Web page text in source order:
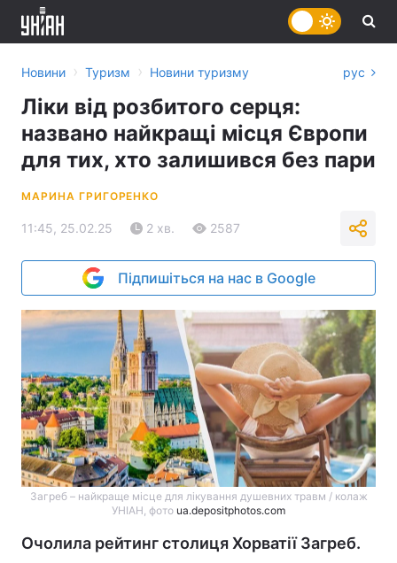
Новини › Туризм › Новини туризму рус
Ліки від розбитого серця:
названо найкращі місця Європи
для тих, хто залишився без пари
МАРИНА ГРИГОРЕНКО
11:45, 25.02.25 2 хв. 2587
Підпишіться на нас в Google
Загреб – найкраще місце для лікування душевних травм / колаж
УНІАН, фото ua.depositphotos.com
Очолила рейтинг столиця Хорватії Загреб.